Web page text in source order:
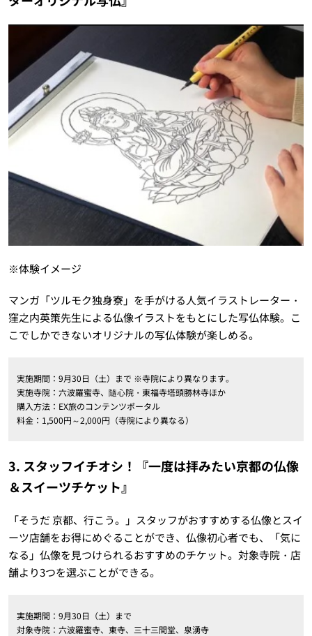
※体験イメージ
マンガ「ツルモク独身寮」を手がける人気イラストレーター・
窪之内英策先生による仏像イラストをもとにした写仏体験。こ
こでしかできないオリジナルの写仏体験が楽しめる。
実施期間：9月30日（土）まで ※寺院により異なります。
実施寺院：六波羅蜜寺、隨心院・東福寺塔頭勝林寺ほか
購入方法：EX旅のコンテンツポータル
料金：1,500円～2,000円（寺院により異なる）
3. スタッフイチオシ！『一度は拝みたい京都の仏像
＆スイーツチケット』
「そうだ 京都、行こう。」スタッフがおすすめする仏像とスイ
ーツ店舗をお得にめぐることができ、仏像初心者でも、「気に
なる」仏像を見つけられるおすすめのチケット。対象寺院・店
舗より3つを選ぶことができる。
実施期間：9月30日（土）まで
対象寺院：六波羅蜜寺、東寺、三十三間堂、泉湧寺